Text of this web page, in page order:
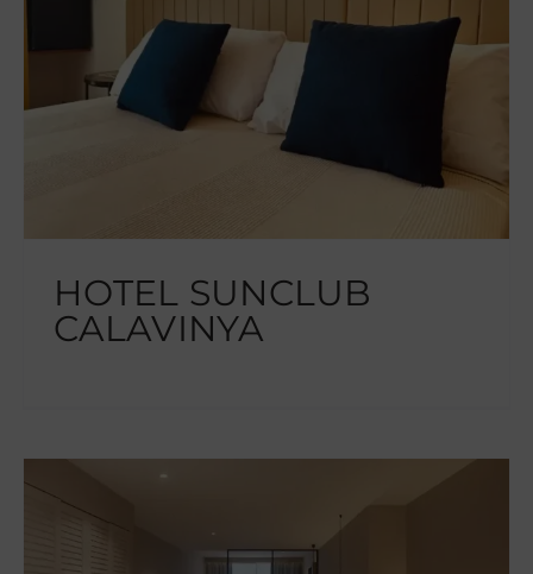
HOTEL SUNCLUB
CALAVINYA